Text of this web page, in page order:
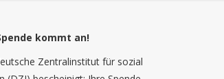
kommt an!
Zentralinstitut für sozial